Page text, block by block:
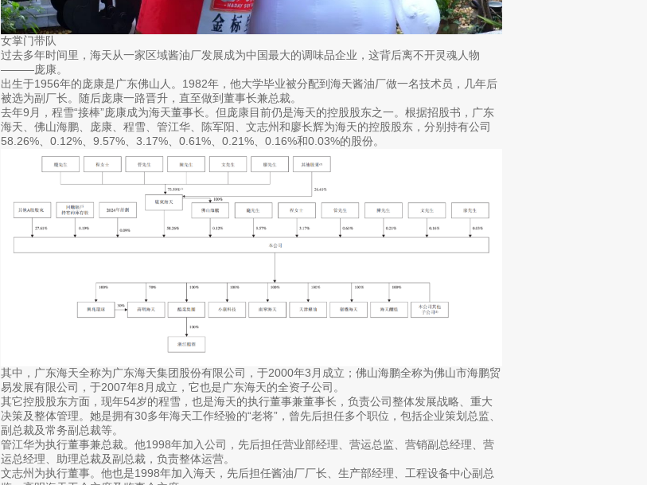
女掌门带队
过去多年时间里，海天从一家区域酱油厂发展成为中国最大的调味品企业，这背后离不开灵魂人物
———庞康。
出生于1956年的庞康是广东佛山人。1982年，他大学毕业被分配到海天酱油厂做一名技术员，几年后
被选为副厂长。随后庞康一路晋升，直至做到董事长兼总裁。
去年9月，程雪“接棒”庞康成为海天董事长。但庞康目前仍是海天的控股股东之一。根据招股书，广东
海天、佛山海鹏、庞康、程雪、管江华、陈军阳、文志州和廖长辉为海天的控股股东，分别持有公司
58.26%、0.12%、9.57%、3.17%、0.61%、0.21%、0.16%和0.03%的股份。
其中，广东海天全称为广东海天集团股份有限公司，于2000年3月成立；佛山海鹏全称为佛山市海鹏贸
易发展有限公司，于2007年8月成立，它也是广东海天的全资子公司。
其它控股股东方面，现年54岁的程雪，也是海天的执行董事兼董事长，负责公司整体发展战略、重大
决策及整体管理。她是拥有30多年海天工作经验的“老将”，曾先后担任多个职位，包括企业策划总监、
副总裁及常务副总裁等。
管江华为执行董事兼总裁。他1998年加入公司，先后担任营业部经理、营运总监、营销副总经理、营
运总经理、助理总裁及副总裁，负责整体运营。
文志州为执行董事。他也是1998年加入海天，先后担任酱油厂厂长、生产部经理、工程设备中心副总